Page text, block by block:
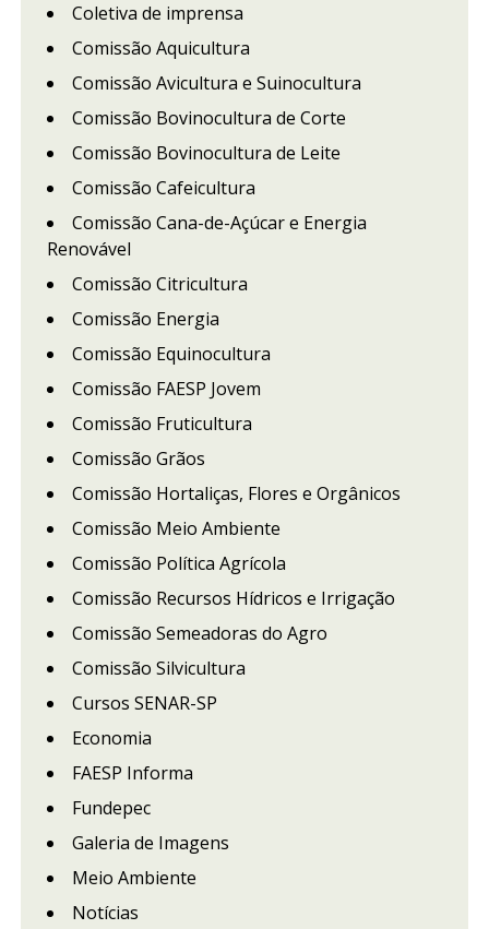
Coletiva de imprensa
Comissão Aquicultura
Comissão Avicultura e Suinocultura
Comissão Bovinocultura de Corte
Comissão Bovinocultura de Leite
Comissão Cafeicultura
Comissão Cana-de-Açúcar e Energia
Renovável
Comissão Citricultura
Comissão Energia
Comissão Equinocultura
Comissão FAESP Jovem
Comissão Fruticultura
Comissão Grãos
Comissão Hortaliças, Flores e Orgânicos
Comissão Meio Ambiente
Comissão Política Agrícola
Comissão Recursos Hídricos e Irrigação
Comissão Semeadoras do Agro
Comissão Silvicultura
Cursos SENAR-SP
Economia
FAESP Informa
Fundepec
Galeria de Imagens
Meio Ambiente
Notícias